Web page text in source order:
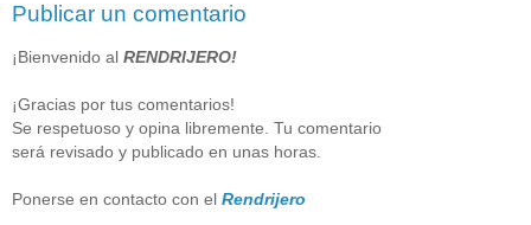
Publicar un comentario
¡Bienvenido al RENDRIJERO!
¡Gracias por tus comentarios!
Se respetuoso y opina libremente. Tu comentario
será revisado y publicado en unas horas.
Ponerse en contacto con el Rendrijero